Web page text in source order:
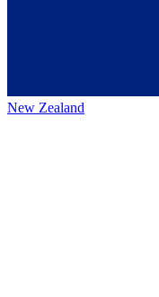
New Zealand